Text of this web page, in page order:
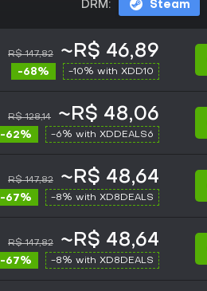
DRM: Steam
R$ 147,82 ~R$ 46,89
-68% -10% with XDD10
R$ 128,14 ~R$ 48,06
-62% -6% with XDDEALS6
R$ 147,82 ~R$ 48,64
-67% -8% with XD8DEALS
R$ 147,82 ~R$ 48,64
-67% -8% with XD8DEALS